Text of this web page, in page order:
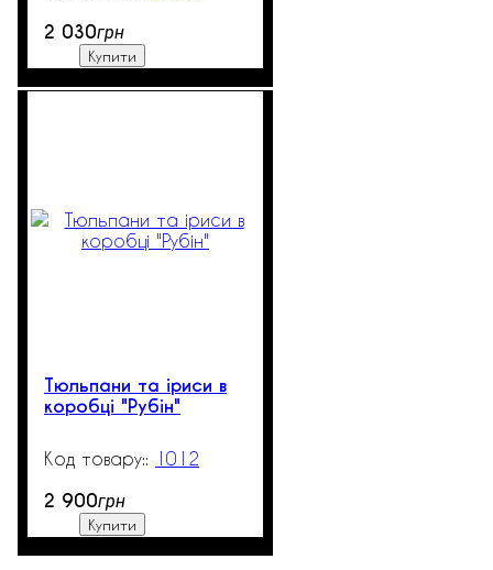
2 030грн
Купити
Тюльпани та іриси в
коробці "Рубін"
1012
2 900грн
Купити